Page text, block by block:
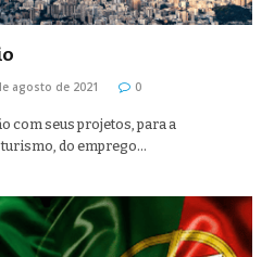
agosto de 2021 0
com seus projetos, para a
do emprego…